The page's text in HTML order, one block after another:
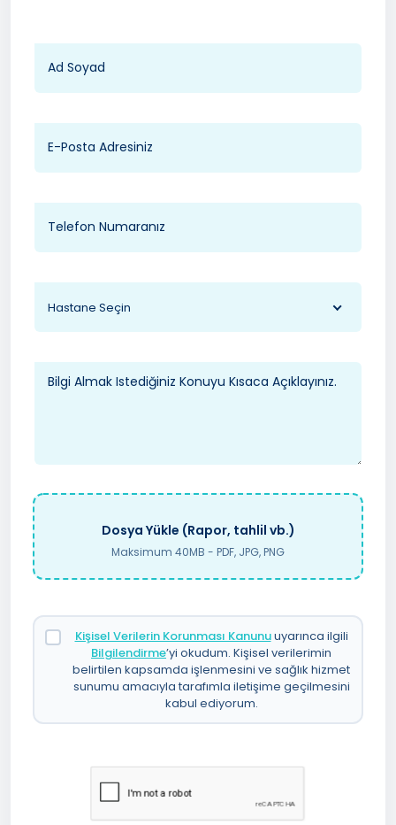
Hastane Seçin
Dosya Yükle (Rapor, tahlil vb.)
Maksimum 40MB - PDF, JPG, PNG
Kişisel Verilerin Korunması Kanunuuyarınca ilgili
Bilgilendirme’yi okudum. Kişisel verilerimin
belirtilen kapsamda işlenmesini ve sağlık hizmet
sunumu amacıyla tarafımla iletişime geçilmesini
kabul ediyorum.